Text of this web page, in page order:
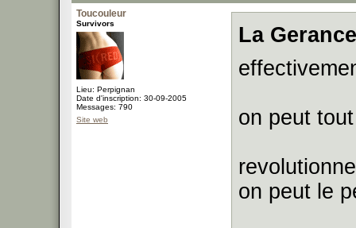
Toucouleur
Survivors
Lieu: Perpignan
Date d'inscription: 30-09-2005
Messages: 790
Site web
La
on peut
on peut le